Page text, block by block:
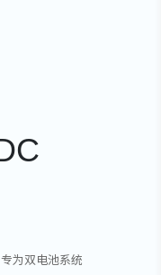
为双电池系统